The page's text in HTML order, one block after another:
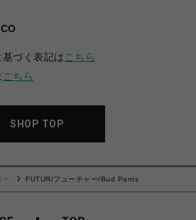
づく表記は こちら
こちら
SHOP TOP
ー FUTUR/フューチャー/Bud Pants